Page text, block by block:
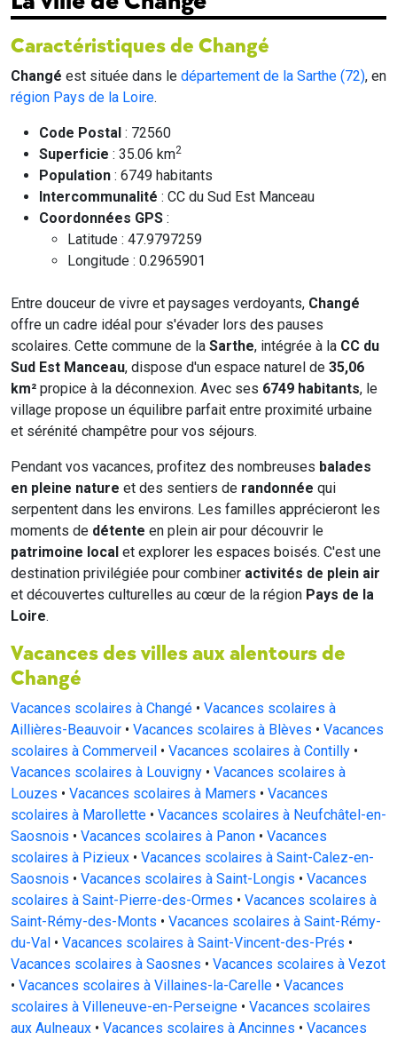
Caractéristiques de Changé
Changé est située dans le département de la Sarthe (72), en
région Pays de la Loire.
Code Postal : 72560
Superficie : 35.06 km2
Population : 6749 habitants
Intercommunalité : CC du Sud Est Manceau
Coordonnées GPS :
Latitude : 47.9797259
Longitude : 0.2965901
Entre douceur de vivre et paysages verdoyants, Changé
offre un cadre idéal pour s'évader lors des pauses
scolaires. Cette commune de la Sarthe, intégrée à la CC du
Sud Est Manceau, dispose d'un espace naturel de 35,06
km² propice à la déconnexion. Avec ses 6749 habitants, le
village propose un équilibre parfait entre proximité urbaine
et sérénité champêtre pour vos séjours.
Pendant vos vacances, profitez des nombreuses balades
en pleine nature et des sentiers de randonnée qui
serpentent dans les environs. Les familles apprécieront les
moments de détente en plein air pour découvrir le
patrimoine local et explorer les espaces boisés. C'est une
destination privilégiée pour combiner activités de plein air
et découvertes culturelles au cœur de la région Pays de la
Loire.
Vacances des villes aux alentours de
Changé
Vacances scolaires à Changé • Vacances scolaires à
Aillières-Beauvoir • Vacances scolaires à Blèves • Vacances
scolaires à Commerveil • Vacances scolaires à Contilly •
Vacances scolaires à Louvigny • Vacances scolaires à
Louzes • Vacances scolaires à Mamers • Vacances
scolaires à Marollette • Vacances scolaires à Neufchâtel-en-
Saosnois • Vacances scolaires à Panon • Vacances
scolaires à Pizieux • Vacances scolaires à Saint-Calez-en-
Saosnois • Vacances scolaires à Saint-Longis • Vacances
scolaires à Saint-Pierre-des-Ormes • Vacances scolaires à
Saint-Rémy-des-Monts • Vacances scolaires à Saint-Rémy-
du-Val • Vacances scolaires à Saint-Vincent-des-Prés •
Vacances scolaires à Saosnes • Vacances scolaires à Vezot
• Vacances scolaires à Villaines-la-Carelle • Vacances
scolaires à Villeneuve-en-Perseigne • Vacances scolaires
aux Aulneaux • Vacances scolaires à Ancinnes • Vacances